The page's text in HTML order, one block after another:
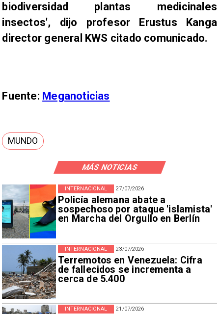
MÁS NOTICIAS
27/07/2026
Policía alemana abate a
sospechoso por ataque 'islamista'
en Marcha del Orgullo en Berlín
INTERNACIONAL
23/07/2026
Terremotos en Venezuela: Cifra
de fallecidos se incrementa a
cerca de 5.400
INTERNACIONAL
21/07/2026
INTERNACIONAL
biodiversidad plantas medicinales
insectos', dijo profesor Erustus Kanga
director general KWS citado comunicado.
Fuente: Meganoticias
MUNDO